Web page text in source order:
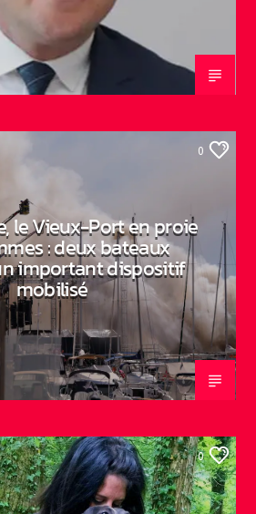
0
le Vieux-Port en proie
: deux bateaux
important dispositif
mobilisé
0